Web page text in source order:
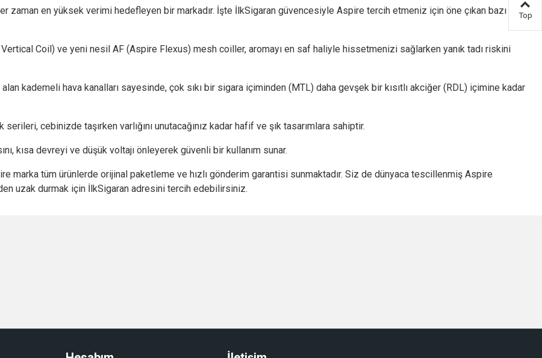
zaman en yüksek verimi hedefleyen bir markadır. İşte İlkSigaran güvencesiyle Aspire tercih etmeniz için öne çıkan bazı
Coil) ve yeni nesil AF (Aspire Flexus) mesh coiller, aromayı en saf haliyle hissetmenizi sağlarken yanık tadı riskini
kademeli hava kanalları sayesinde, çok sıkı bir sigara içiminden (MTL) daha gevşek bir kısıtlı akciğer (RDL) içimine kadar
cebinizde taşırken varlığını unutacağınız kadar hafif ve şık tasarımlara sahiptir.
kısa devreyi ve düşük voltajı önleyerek güvenli bir kullanım sunar.
marka tüm ürünlerde orijinal paketleme ve hızlı gönderim garantisi sunmaktadır. Siz de dünyaca tescillenmiş Aspire
uzak durmak için İlkSigaran adresini tercih edebilirsiniz.
Top